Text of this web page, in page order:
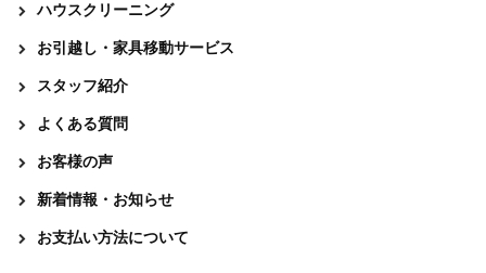
ハウスクリーニング
お引越し・家具移動サービス
スタッフ紹介
よくある質問
お客様の声
新着情報・お知らせ
お支払い方法について